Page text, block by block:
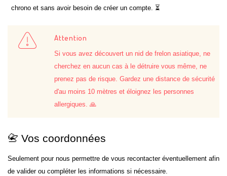
chrono et sans avoir besoin de créer un compte. ⏳
Attention
Si vous avez découvert un nid de frelon asiatique, ne
cherchez en aucun cas à le détruire vous même, ne
prenez pas de risque. Gardez une distance de sécurité
d'au moins 10 mètres et éloignez les personnes
allergiques. 🙏
📇 Vos coordonnées
Seulement pour nous permettre de vous recontacter éventuellement afin
de valider ou compléter les informations si nécessaire.